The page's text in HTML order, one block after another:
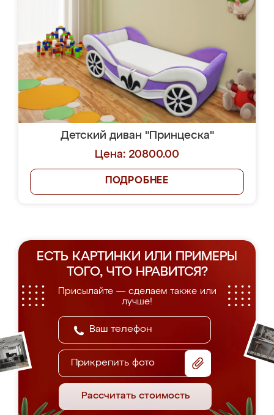
Детский диван "Принцеска"
Цена: 20800.00
ПОДРОБНЕЕ
ЕСТЬ КАРТИНКИ ИЛИ ПРИМЕРЫ
ТОГО, ЧТО НРАВИТСЯ?
Присылайте — сделаем также или
лучше!
Прикрепить фото
Рассчитать стоимость